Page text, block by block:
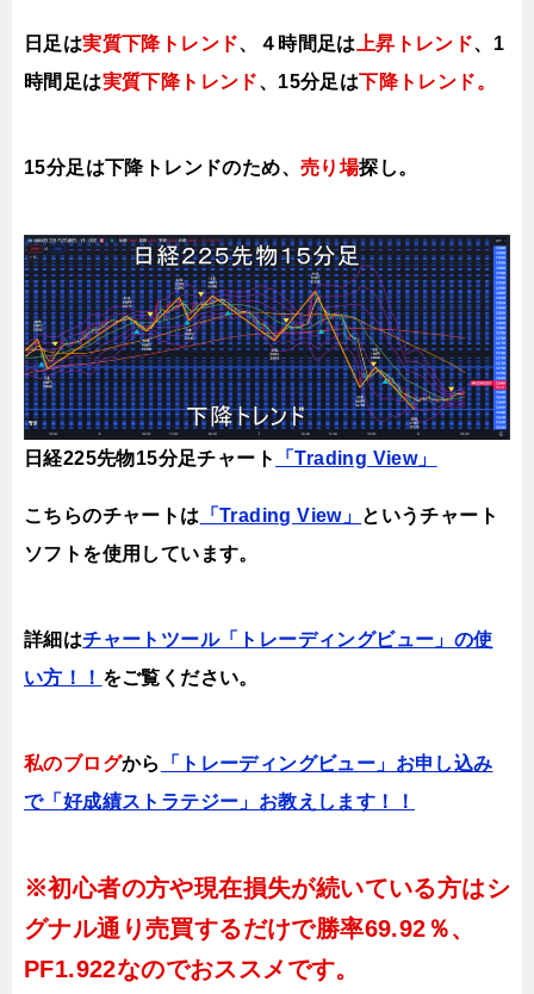
日足は実質下降トレンド、４時間足は 上昇トレンド、1
時間足は実質下降トレンド、 15分足は下降トレンド。
15分足は下降トレンドのため、 売り場探し。
日経225先物15分足チャート 「Trading View」
こちらのチャートは 「Trading View」 というチャート
ソフトを使用しています。
詳細はチャートツール「トレーディングビュー」の使
い方！！ をご覧ください。
私のブログから
「トレーディングビュー」お申し込み
で「好成績ストラテジー」お教えします！！
※初心者の方や現在損失が続いている方はシ
グナル通り売買するだけで勝率69.92％、
PF1.922なのでおススメです。